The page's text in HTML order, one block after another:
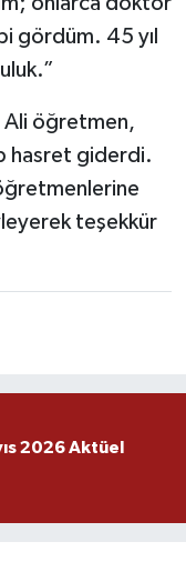
gördüm. 45 yıl
Ali öğretmen,
hasret giderdi.
teşekkür
2026 Aktüel